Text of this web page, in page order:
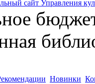
Новинки